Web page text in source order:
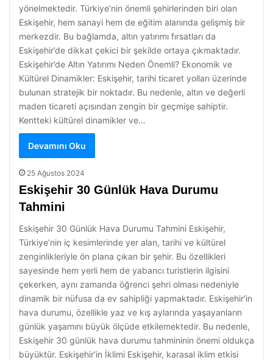
yönelmektedir. Türkiye’nin önemli şehirlerinden biri olan
Eskişehir, hem sanayi hem de eğitim alanında gelişmiş bir
merkezdir. Bu bağlamda, altın yatırımı fırsatları da
Eskişehir’de dikkat çekici bir şekilde ortaya çıkmaktadır.
Eskişehir’de Altın Yatırımı Neden Önemli? Ekonomik ve
Kültürel Dinamikler: Eskişehir, tarihi ticaret yolları üzerinde
bulunan stratejik bir noktadır. Bu nedenle, altın ve değerli
maden ticareti açısından zengin bir geçmişe sahiptir.
Kentteki kültürel dinamikler ve…
Devamını Oku
25 Ağustos 2024
Eskişehir 30 Günlük Hava Durumu
Tahmini
Eskişehir 30 Günlük Hava Durumu Tahmini Eskişehir,
Türkiye’nin iç kesimlerinde yer alan, tarihi ve kültürel
zenginlikleriyle ön plana çıkan bir şehir. Bu özellikleri
sayesinde hem yerli hem de yabancı turistlerin ilgisini
çekerken, aynı zamanda öğrenci şehri olması nedeniyle
dinamik bir nüfusa da ev sahipliği yapmaktadır. Eskişehir’in
hava durumu, özellikle yaz ve kış aylarında yaşayanların
günlük yaşamını büyük ölçüde etkilemektedir. Bu nedenle,
Eskişehir 30 günlük hava durumu tahmininin önemi oldukça
büyüktür. Eskişehir’in İklimi Eskişehir, karasal iklim etkisi